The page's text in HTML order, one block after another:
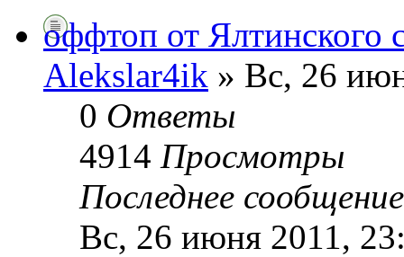
оффтоп от Ялтинского
Alekslar4ik » Вс, 26
0 Ответы
4914 Просмотры
Последнее
Вс, 26 июня 2011,